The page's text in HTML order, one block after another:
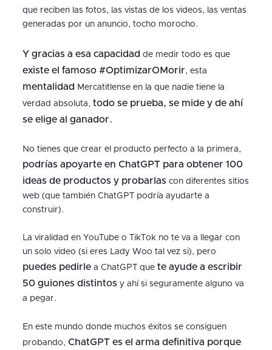
que reciben las fotos, las vistas de los videos, las ventas
generadas por un anuncio, tocho morocho.
Y gracias a esa capacidad de medir todo es que
existe el famoso #OptimizarOMorir, esta
mentalidad Mercatitlense en la que nadie tiene la
verdad absoluta, todo se prueba, se mide y de ahí
se elige al ganador.
No tienes que crear el producto perfecto a la primera,
podrías apoyarte en ChatGPT para obtener 100
ideas de productos y probarlas con diferentes sitios
web (que también ChatGPT podría ayudarte a
construir).
La viralidad en YouTube o TikTok no te va a llegar con
un solo video (si eres Lady Woo tal vez si), pero
puedes pedirlea ChatGPT quete ayude a escribir
50 guiones distintos y ahí si seguramente alguno va
a pegar.
En este mundo donde muchos éxitos se consiguen
probando, ChatGPT es el arma definitiva porque